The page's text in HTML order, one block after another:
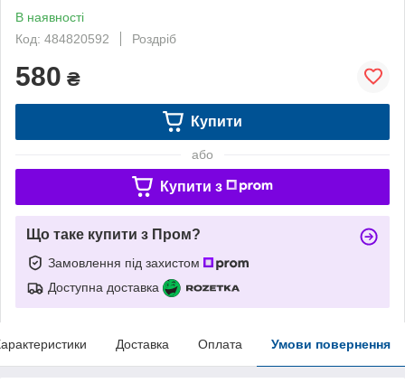
В наявності
Код: 484820592
Роздріб
580 ₴
Купити
або
Купити з
Що таке купити з Пром?
Замовлення під захистом
Доступна доставка
Доставка Оплата Умови повернення